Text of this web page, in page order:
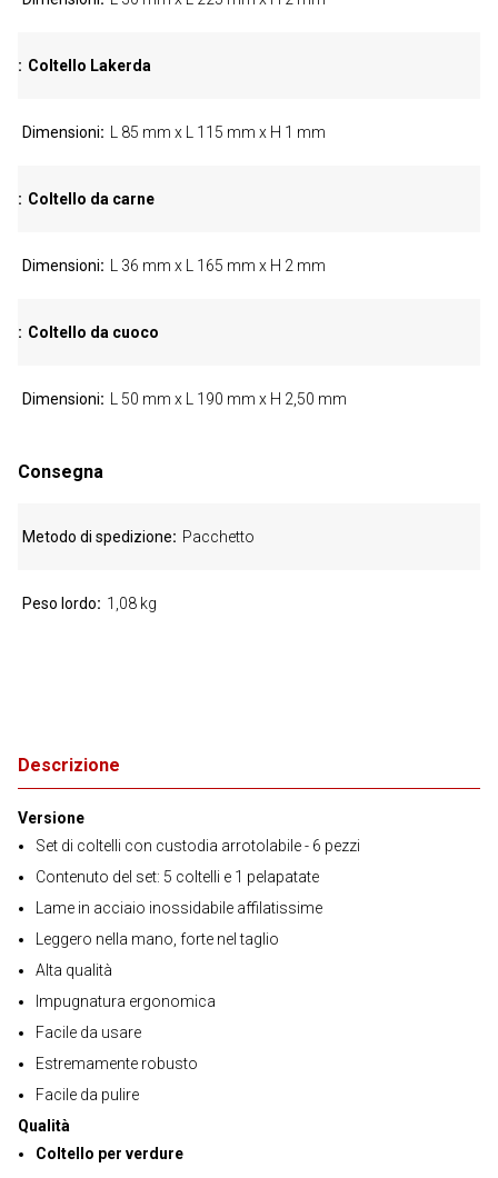
Descrizione
Versione
Set di coltelli con custodia arrotolabile - 6 pezzi
Contenuto del set: 5 coltelli e 1 pelapatate
Lame in acciaio inossidabile affilatissime
Leggero nella mano, forte nel taglio
Alta qualità
Impugnatura ergonomica
Facile da usare
Estremamente robusto
Facile da pulire
Qualità
Coltello per verdure
Coltello Lakerda
Dimensioni L 85 mm x L 115 mm x H 1 mm
Coltello da carne
Dimensioni L 36 mm x L 165 mm x H 2 mm
Coltello da cuoco
Dimensioni L 50 mm x L 190 mm x H 2,50 mm
Consegna
Metodo di spedizione Pacchetto
Peso lordo 1,08 kg